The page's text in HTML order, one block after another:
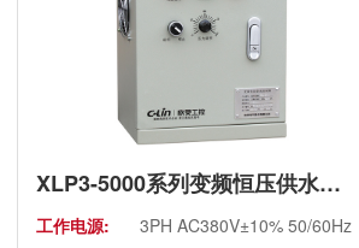
XLP3-5000系列变频恒压供水控制柜(箱)（老款）
工作电源:
3PH AC380V±10% 50/60Hz